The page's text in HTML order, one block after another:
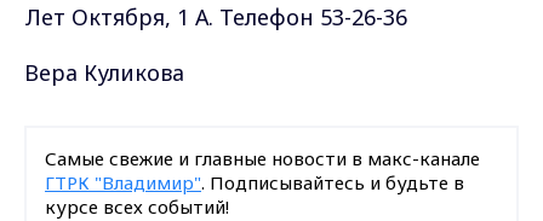
Лет Октября, 1 А. Телефон 53-26-36
Вера Куликова
Самые свежие и главные новости в макс-канале
ГТРК "Владимир". Подписывайтесь и будьте в
курсе всех событий!